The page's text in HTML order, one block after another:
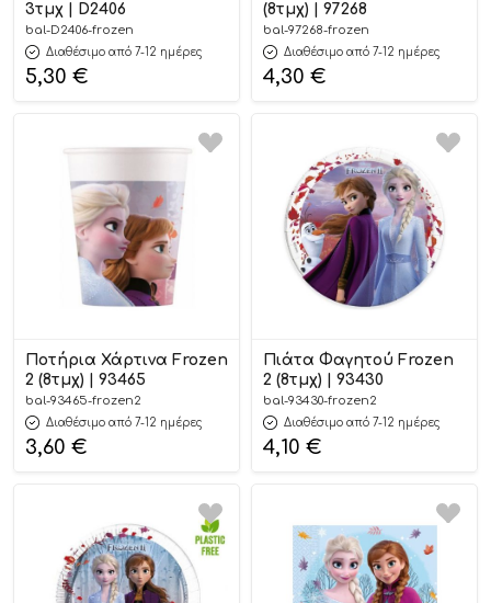
3τμχ | D2406
bal-D2406-frozen
Διαθέσιμο από 7-12 ημέρες
5,30 €
(8τμχ) | 97268
bal-97268-frozen
Διαθέσιμο από 7-12 ημέρες
4,30 €
Ποτήρια Χάρτινα Frozen
2 (8τμχ) | 93465
bal-93465-frozen2
Διαθέσιμο από 7-12 ημέρες
3,60 €
Πιάτα Φαγητού Frozen
2 (8τμχ) | 93430
bal-93430-frozen2
Διαθέσιμο από 7-12 ημέρες
4,10 €